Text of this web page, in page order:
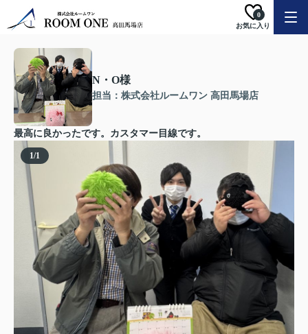
お気に入り
0
N・O様
担当：株式会社ルームワン 高田馬場店
最高に良かったです。カスタマー目線です。
1/1